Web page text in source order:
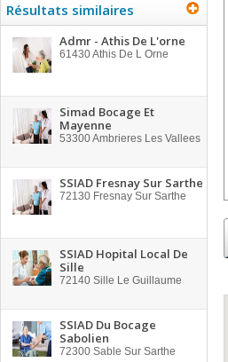
Résultats similaires
Admr - Athis De L'orne
61430Athis De L Orne
Simad Bocage Et
Mayenne
53300Ambrieres Les Vallees
SSIAD Fresnay Sur Sarthe
72130 Fresnay Sur Sarthe
SSIAD Hopital Local De
Sille
72140 Sille Le Guillaume
SSIAD Du Bocage
Sabolien
72300 Sable Sur Sarthe